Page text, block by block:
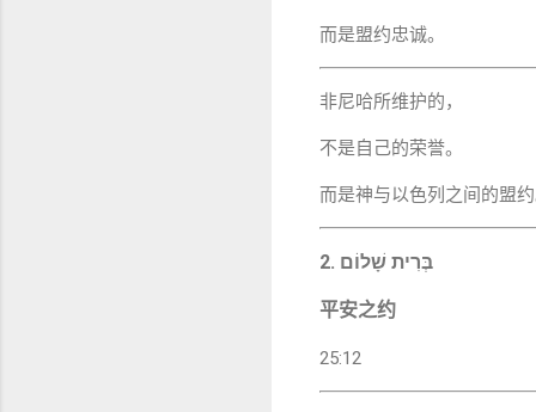
而是盟约忠诚。
非尼哈所维护的，
不是自己的荣誉。
而是神与以色列之间的盟约
2. בְּרִית שָׁלוֹם
平安之约
25:12